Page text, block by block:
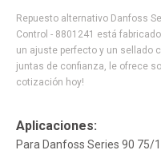
Repuesto alternativo Danfoss
Control - 8801241 está
un ajuste perfecto y un sellado
juntas de confianza, le ofrece
cotización hoy!
Aplicaciones:
Para Danfoss Series 90